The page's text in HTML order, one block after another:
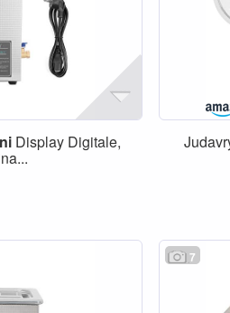
Display Digitale,
7